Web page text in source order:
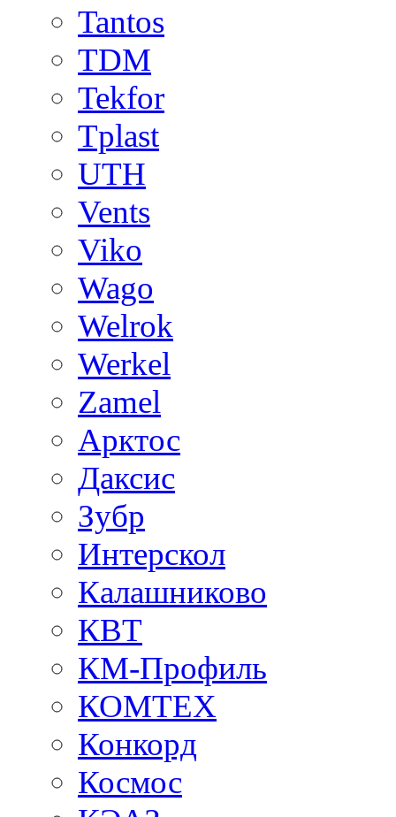
Tantos
TDM
Tekfor
Tplast
UTH
Vents
Viko
Wago
Welrok
Werkel
Zamel
Арктос
Даксис
Зубр
Интерскол
Калашниково
КВТ
КМ-Профиль
КОМТЕХ
Конкорд
Космос